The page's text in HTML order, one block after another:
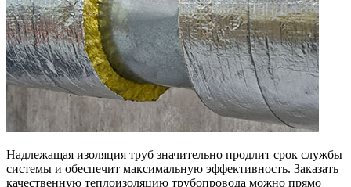
Надлежащая изоляция труб значительно продлит срок службы
системы и обеспечит максимальную эффективность. Заказать
качественную теплоизоляцию трубопровода можно прямо